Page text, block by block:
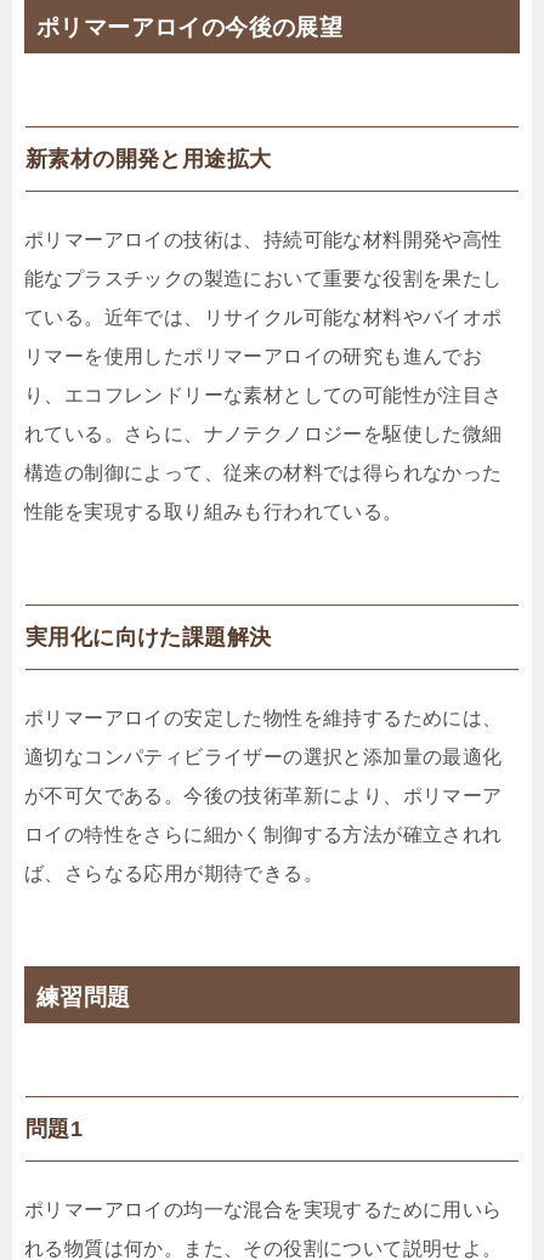
ポリマーアロイの今後の展望
新素材の開発と用途拡大
ポリマーアロイの技術は、持続可能な材料開発や高性
能なプラスチックの製造において重要な役割を果たし
ている。近年では、リサイクル可能な材料やバイオポ
リマーを使用したポリマーアロイの研究も進んでお
り、エコフレンドリーな素材としての可能性が注目さ
れている。さらに、ナノテクノロジーを駆使した微細
構造の制御によって、従来の材料では得られなかった
性能を実現する取り組みも行われている。
実用化に向けた課題解決
ポリマーアロイの安定した物性を維持するためには、
適切なコンパティビライザーの選択と添加量の最適化
が不可欠である。今後の技術革新により、ポリマーア
ロイの特性をさらに細かく制御する方法が確立されれ
ば、さらなる応用が期待できる。
練習問題
問題1
ポリマーアロイの均一な混合を実現するために用いら
れる物質は何か。また、その役割について説明せよ。